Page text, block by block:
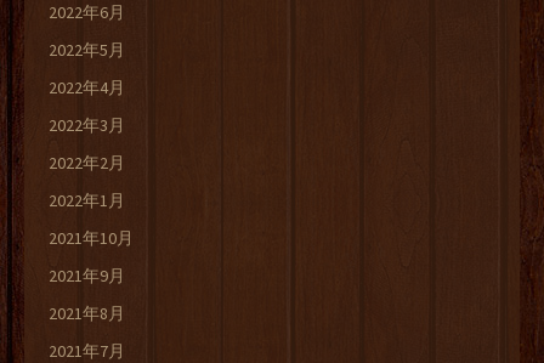
2022年6月
2022年5月
2022年4月
2022年3月
2022年2月
2022年1月
2021年10月
2021年9月
2021年8月
2021年7月